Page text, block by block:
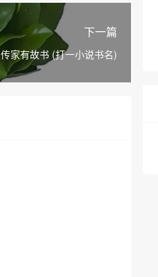
下一篇
传家有故书 (打一小说书名)